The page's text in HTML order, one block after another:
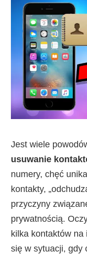
Jest wiele
usuwanie
numery, chęć
kontakty,
przyczyny
prywatnością.
kilka kontaktów na
się w sytuacji, gdy